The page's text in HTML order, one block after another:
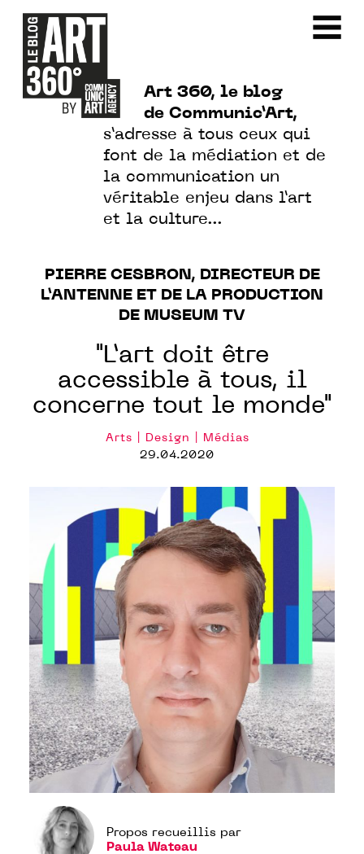
Art 360, le blog
de Communic’Art,
s’adresse à tous ceux qui
font de la médiation et de
la communication un
véritable enjeu dans l’art
et la culture…
PIERRE CESBRON, DIRECTEUR DE
L’ANTENNE ET DE LA PRODUCTION
DE MUSEUM TV
"L’art doit être
accessible à tous, il
concerne tout le monde"
Arts | Design | Médias
29.04.2020
Propos recueillis par
Paula Wateau